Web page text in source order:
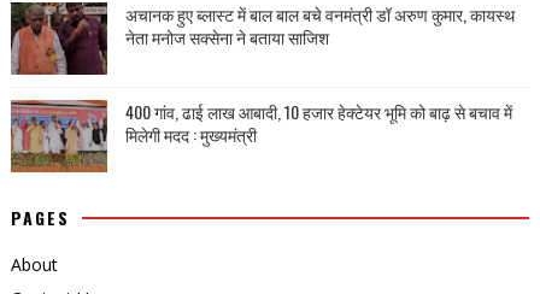
अचानक हुए ब्लास्ट में बाल बाल बचे वनमंत्री डॉ अरुण कुमार, कायस्थ
नेता मनोज सक्सेना ने बताया साजिश
400 गांव, ढाई लाख आबादी, 10 हजार हेक्टेयर भूमि को बाढ़ से बचाव में
मिलेगी मदद : मुख्यमंत्री
PAGES
About